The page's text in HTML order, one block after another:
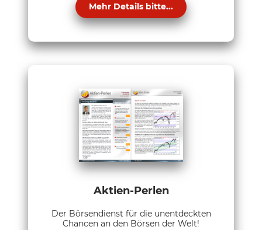
Mehr Details bitte...
Aktien-Perlen
Der Börsendienst für die unentdeckten
Chancen an den Börsen der Welt!